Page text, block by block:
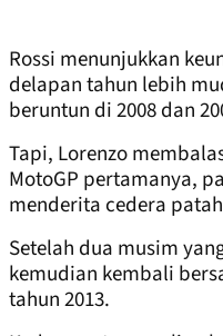
Rossi menunjukkan
delapan tahun lebih
beruntun di 2008 dan
Tapi, Lorenzo
MotoGP pertamanya,
menderita cedera
Setelah dua musim
kemudian kembali
tahun 2013.